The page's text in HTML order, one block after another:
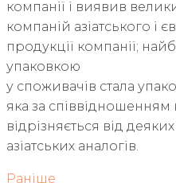
компанії і виявив
компаній азіатського і
продукції компанії;
упаковкою
у споживачів стала
яка за співвідношенням
відрізняється від
азіатських аналогів.
Раніше
Раніше